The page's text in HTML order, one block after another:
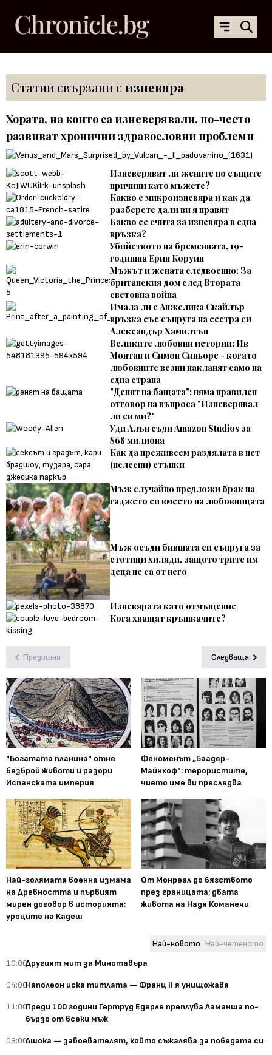
Статии свързани с изневяра
Хората, на които са изневерявали, по-често
развиват хронични здравословни проблеми
Изневеряват ли жените по същите
причини като мъжете?
Какво е микроизневяра и как да
разберете дали ви я правят
Какво се счита за изневяра в една
връзка?
Убийството на бременната, 19-
годишна Ерин Коруин
Мъжът и жената следвоенно: За
британския дом след Втората
световна война
Имала ли е Анжелика Скайлър
връзка със съпруга на сестра си
Александър Хамилтън
Великите любовни истории: Ив
Монтан и Симон Синьоре - когато
любовните везни накланят само на
една страна
"Денят на бащата": няма правилен
отговор на въпроса "Изневерявал
ли си ми?"
Уди Алън съди Amazon Studios за
$68 милиона
Как да преживеем раздялата в пет
(нелесни) стъпки
Мъж случайно предложи брак на
гаджето си вместо на любовницата
Мъж осъди бившата си съпруга за
стотици хиляди, защото трите им
деца не са от него
Изневярата като отмъщение
Кога хващат кръшкачите?
Предишна Следваща
"Богатата планина" отне
безброй животи и разори
Испанската империя
Феноменът „Баадер-
Майнхоф": терористите,
чието име ви преследва
Най-голямата военна измама
на Древността и първият
мирен договор в историята:
уроците на Кадеш
От Монреал до бягството
през границата: двата
живота на Надя Команечи
Най-новото Най-четеното
10:00Другият мит за Минотавъра
04:00Наполеон иска титлата — Франц II я унищожава
11:00Преди 100 години Гертруд Едерле преплува Ламанша по-
бързо от всеки мъж
03:00Ашока — завоевателят, който съжалява за победата си